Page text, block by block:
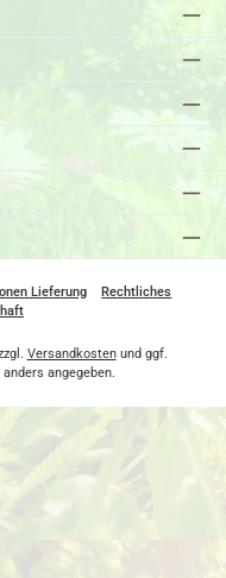
Lieferung
Rechtliches
Versandkostenund ggf.
angegeben.